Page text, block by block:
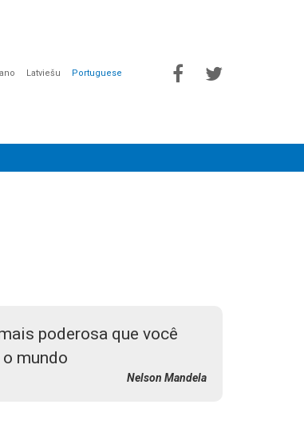
Latviešu Portuguese
poderosa que você
mundo
Nelson Mandela